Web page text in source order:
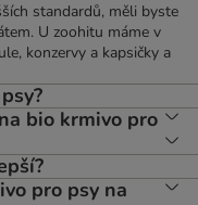
standardů, měli byste
U zoohitu máme v
konzervy a kapsičky a
bio krmivo pro
pro psy na